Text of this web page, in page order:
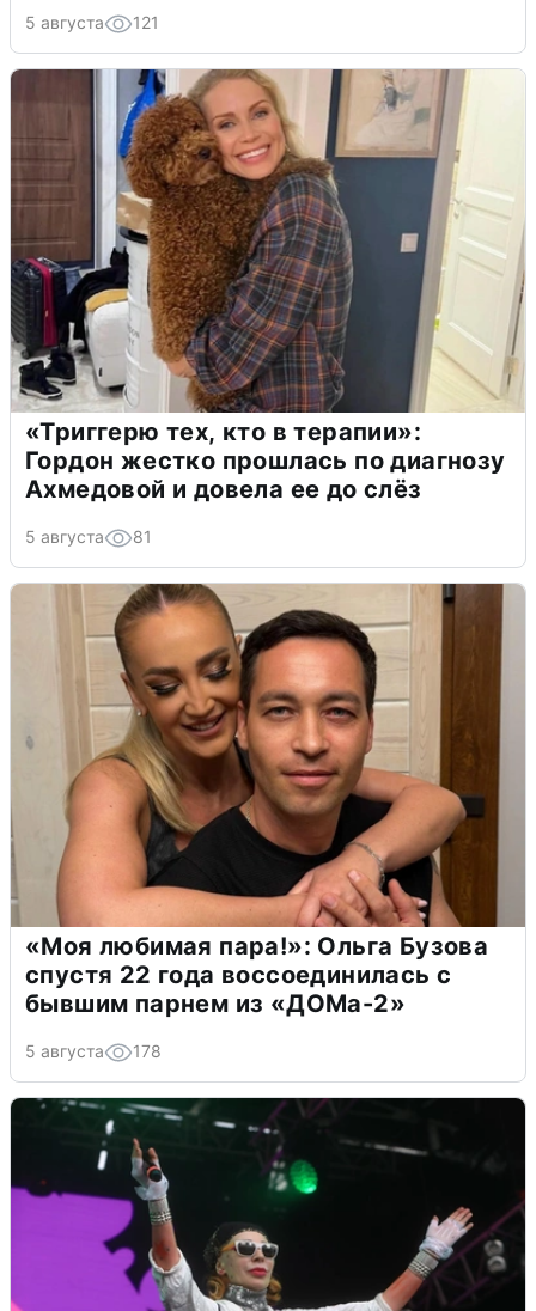
5 августа 121
«Триггерю тех, кто в терапии»:
Гордон жестко прошлась по диагнозу
Ахмедовой и довела ее до слёз
5 августа 81
«Моя любимая пара!»: Ольга Бузова
спустя 22 года воссоединилась с
бывшим парнем из «ДОМа-2»
5 августа 178